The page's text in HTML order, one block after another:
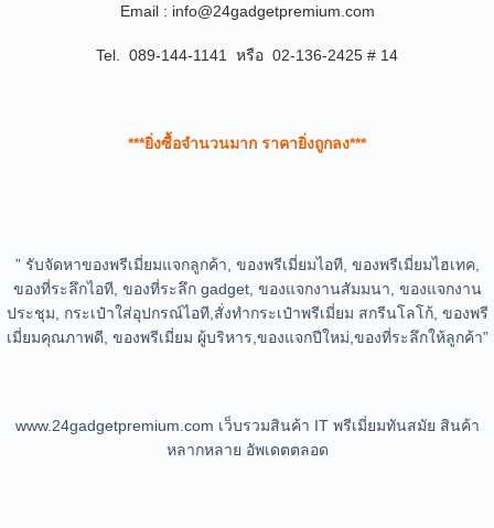
Email : info@24gadgetpremium.com
Tel. 089-144-1141 หรือ 02-136-2425 # 14
***ยิ่งซื้อจำนวนมาก ราคายิ่งถูกลง***
” รับจัดหาของพรีเมี่ยมแจกลูกค้า, ของพรีเมี่ยมไอที, ของพรีเมี่ยมไฮเทค,
ของที่ระลึกไอที, ของที่ระลึก gadget, ของแจกงานสัมมนา, ของแจกงาน
ประชุม, กระเป๋าใส่อุปกรณ์ไอที,สั่งทำกระเป๋าพรีเมี่ยม สกรีนโลโก้, ของพรี
เมี่ยมคุณภาพดี, ของพรีเมี่ยม ผู้บริหาร,ของแจกปีใหม่,ของที่ระลึกให้ลูกค้า”
www.24gadgetpremium.com เว็บรวมสินค้า IT พรีเมี่ยมทันสมัย สินค้า
หลากหลาย อัพเดตตลอด